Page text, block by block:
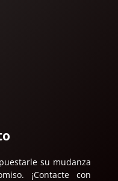
su mudanza
¡Contacte con